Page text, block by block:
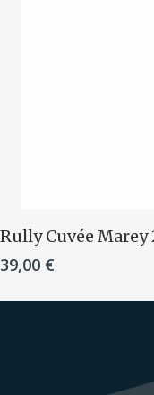
Rully Cuvée Marey
39,00 €